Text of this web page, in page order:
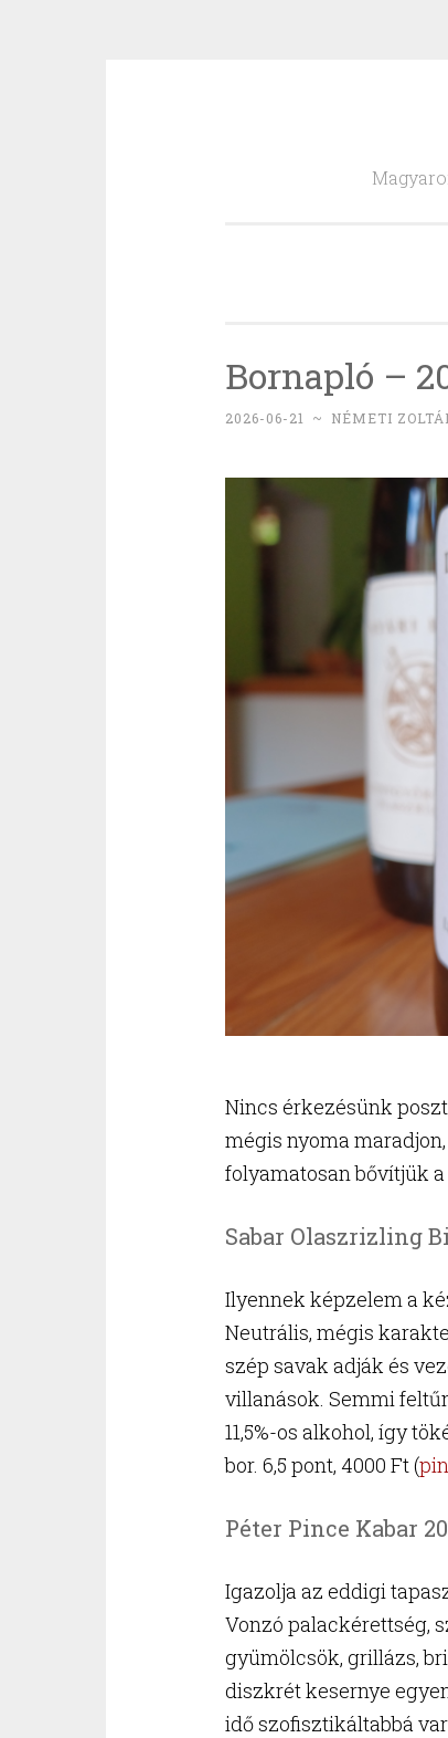
Bornapló –
2026-06-21 ~ NÉMETI
Nincs érkezésünk
mégis nyoma
folyamatosan bővítjük a
Sabar Olaszrizling
Ilyennek képzelem a
Neutrális, mégis
szép savak adják és
villanások. Semmi
11,5%-os alkohol, így
bor. 6,5 pont, 4000 Ft (
Péter Pince Kabar
Igazolja az eddigi
Vonzó palackérettség,
gyümölcsök, grillázs,
diszkrét kesernye
idő szofisztikáltabbá